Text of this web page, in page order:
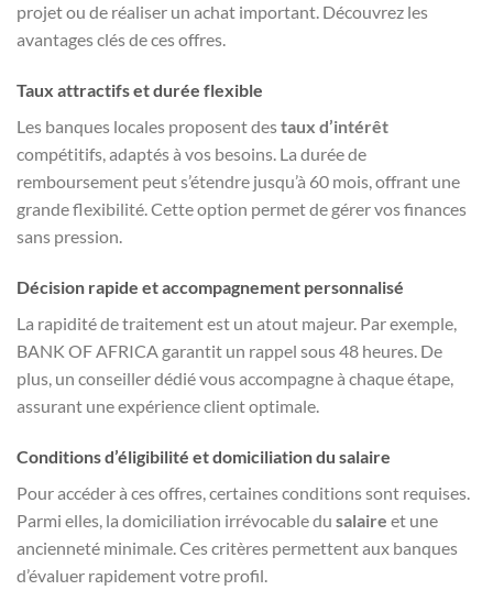
projet ou de réaliser un achat important. Découvrez les
avantages clés de ces offres.
Taux attractifs et durée flexible
Les banques locales proposent destaux d’intérêt
compétitifs, adaptés à vos besoins. La durée de
remboursement peut s’étendre jusqu’à 60 mois, offrant une
grande flexibilité. Cette option permet de gérer vos finances
sans pression.
Décision rapide et accompagnement personnalisé
La rapidité de traitement est un atout majeur. Par exemple,
BANK OF AFRICA garantit un rappel sous 48 heures. De
plus, un conseiller dédié vous accompagne à chaque étape,
assurant une expérience client optimale.
Conditions d’éligibilité et domiciliation du salaire
Pour accéder à ces offres, certaines conditions sont requises.
Parmi elles, la domiciliation irrévocable du salaire et une
ancienneté minimale. Ces critères permettent aux banques
d’évaluer rapidement votre profil.